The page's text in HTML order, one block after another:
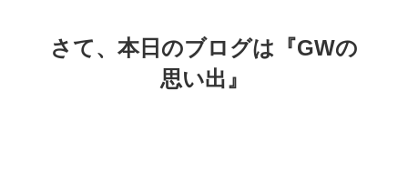
さて、本日のブログは『GWの
思い出』